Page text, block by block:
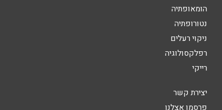
הומאופתיה
נטורופתיה
ניקוי רעלים
רפלקסולוגיה
רייקי
יצירת קשר
פרסמו אצלנו